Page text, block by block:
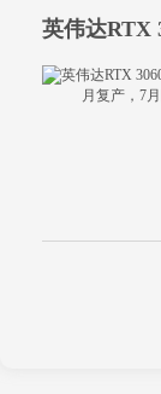
英伟达RTX